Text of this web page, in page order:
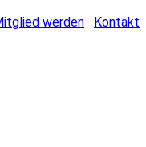
werden Kontakt